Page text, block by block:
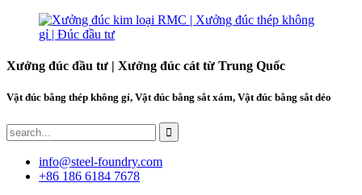
Xưởng đúc đầu tư | Xưởng đúc cát từ Trung Quốc
Vật đúc bằng thép không gỉ, Vật đúc bằng sắt xám, Vật đúc bằng sắt dẻo
info@steel-foundry.com
+86 186 6184 7678